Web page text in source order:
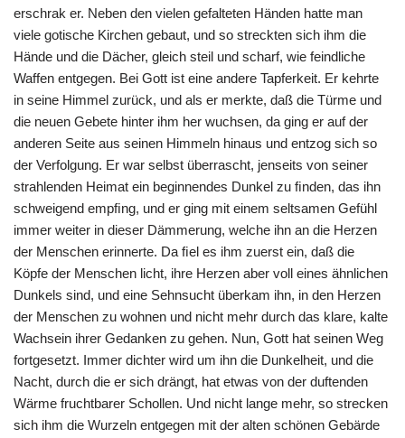
erschrak er. Neben den vielen gefalteten Händen hatte man
viele gotische Kirchen gebaut, und so streckten sich ihm die
Hände und die Dächer, gleich steil und scharf, wie feindliche
Waffen entgegen. Bei Gott ist eine andere Tapferkeit. Er kehrte
in seine Himmel zurück, und als er merkte, daß die Türme und
die neuen Gebete hinter ihm her wuchsen, da ging er auf der
anderen Seite aus seinen Himmeln hinaus und entzog sich so
der Verfolgung. Er war selbst überrascht, jenseits von seiner
strahlenden Heimat ein beginnendes Dunkel zu ﬁnden, das ihn
schweigend empﬁng, und er ging mit einem seltsamen Gefühl
immer weiter in dieser Dämmerung, welche ihn an die Herzen
der Menschen erinnerte. Da ﬁel es ihm zuerst ein, daß die
Köpfe der Menschen licht, ihre Herzen aber voll eines ähnlichen
Dunkels sind, und eine Sehnsucht überkam ihn, in den Herzen
der Menschen zu wohnen und nicht mehr durch das klare, kalte
Wachsein ihrer Gedanken zu gehen. Nun, Gott hat seinen Weg
fortgesetzt. Immer dichter wird um ihn die Dunkelheit, und die
Nacht, durch die er sich drängt, hat etwas von der duftenden
Wärme fruchtbarer Schollen. Und nicht lange mehr, so strecken
sich ihm die Wurzeln entgegen mit der alten schönen Gebärde